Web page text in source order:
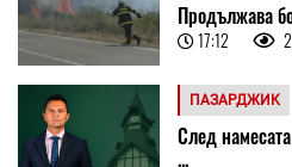
Продължава
17:12
ПАЗАРДЖИК
След
...